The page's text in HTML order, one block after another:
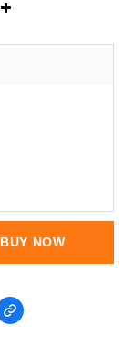
BUY NOW